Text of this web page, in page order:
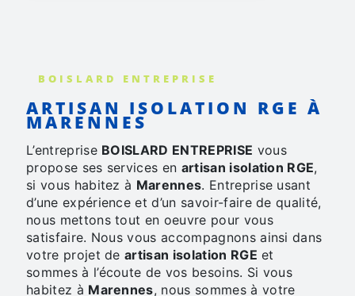
BOISLARD ENTREPRISE
ARTISAN ISOLATION RGE À
MARENNES
L’entreprise BOISLARD ENTREPRISE vous
propose ses services en artisan isolation RGE,
si vous habitez à Marennes. Entreprise usant
d’une expérience et d’un savoir-faire de qualité,
nous mettons tout en oeuvre pour vous
satisfaire. Nous vous accompagnons ainsi dans
votre projet deartisan isolation RGE et
sommes à l’écoute de vos besoins. Si vous
habitez à Marennes, nous sommes à votre